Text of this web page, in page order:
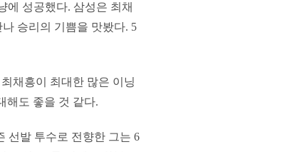
에 성공했다. 삼성은 최채
승리의 기쁨을 맛봤다. 5
채흥이 최대한 많은 이닝
해도 좋을 것 같다.
선발 투수로 전향한 그는 6